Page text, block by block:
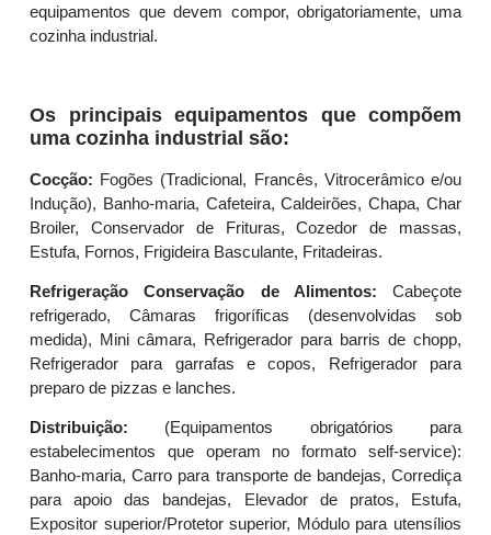
equipamentos que devem compor, obrigatoriamente, uma
cozinha industrial.
Os principais equipamentos que compõem
uma cozinha industrial são:
Cocção: Fogões (Tradicional, Francês, Vitrocerâmico e/ou
Indução), Banho-maria, Cafeteira, Caldeirões, Chapa, Char
Broiler, Conservador de Frituras, Cozedor de massas,
Estufa, Fornos, Frigideira Basculante, Fritadeiras.
Refrigeração Conservação de Alimentos: Cabeçote
refrigerado, Câmaras frigoríficas (desenvolvidas sob
medida), Mini câmara, Refrigerador para barris de chopp,
Refrigerador para garrafas e copos, Refrigerador para
preparo de pizzas e lanches.
Distribuição: (Equipamentos obrigatórios para
estabelecimentos que operam no formato self-service):
Banho-maria, Carro para transporte de bandejas, Corrediça
para apoio das bandejas, Elevador de pratos, Estufa,
Expositor superior/Protetor superior, Módulo para utensílios